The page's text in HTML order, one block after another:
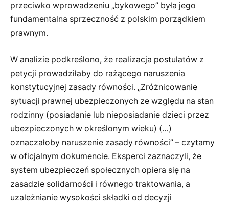
przeciwko wprowadzeniu „bykowego” była jego
fundamentalna sprzeczność z polskim porządkiem
prawnym.
W analizie podkreślono, że realizacja postulatów z
petycji prowadziłaby do rażącego naruszenia
konstytucyjnej zasady równości. „Zróżnicowanie
sytuacji prawnej ubezpieczonych ze względu na stan
rodzinny (posiadanie lub nieposiadanie dzieci przez
ubezpieczonych w określonym wieku) (…)
oznaczałoby naruszenie zasady równości” – czytamy
w oficjalnym dokumencie. Eksperci zaznaczyli, że
system ubezpieczeń społecznych opiera się na
zasadzie solidarności i równego traktowania, a
uzależnianie wysokości składki od decyzji